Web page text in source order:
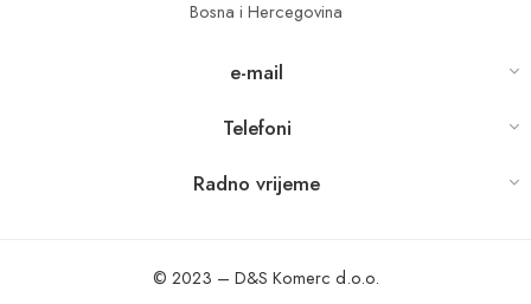
Bosna i Hercegovina
e-mail
Telefoni
Radno vrijeme
© 2023 – D&S Komerc d.o.o.